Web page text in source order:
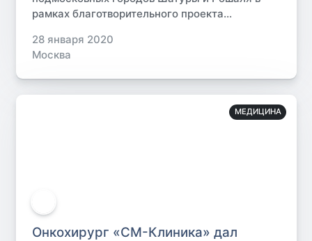
рамках благотворительного проекта...
28 января 2020
Москва
МЕДИЦИНА
Онкохирург «СМ-Клиника» дал